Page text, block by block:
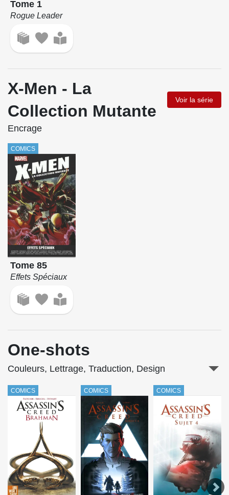
Tome 1
Rogue Leader
X-Men - La
Collection Mutante
Voir la série
Encrage
COMICS
Tome 85
Effets Spéciaux
One-shots
Couleurs, Lettrage, Traduction, Design
COMICS COMICS COMICS